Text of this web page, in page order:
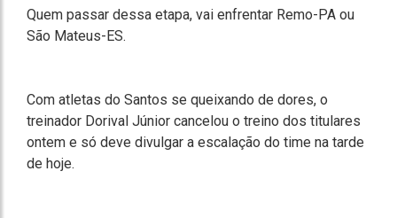
Quem passar dessa etapa, vai enfrentar Remo-PA ou
São Mateus-ES.
Com atletas do Santos se queixando de dores, o
treinador Dorival Júnior cancelou o treino dos titulares
ontem e só deve divulgar a escalação do time na tarde
de hoje.